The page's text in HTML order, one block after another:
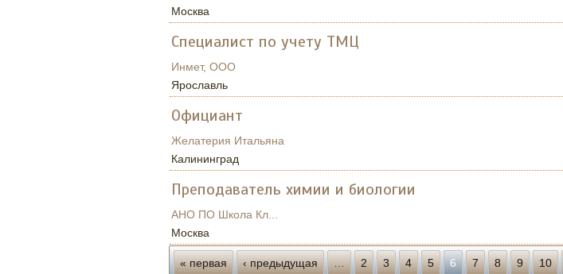
Москва
Специалист по учету ТМЦ
Инмет, ООО
Ярославль
Официант
Желатерия Итальяна
Калининград
Преподаватель химии и биологии
АНО ПО Школа Кл...
Москва
Страницы
« первая ‹ предыдущая … 2 3 4 5 6 7 8 9 10